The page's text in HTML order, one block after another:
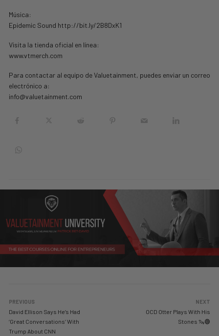
Música:
Epidemic Sound http://bit.ly/2B8DxK1
Visita la tienda oficial en línea:
www.vtmerch.com
Para contactar al equipo de Valuetainment, puedes enviar un correo
electrónico a:
info@valuetainment.com
PREVIOUS
David Ellison Says He’s Had
‘Great Conversations’ With
Trump About CNN
NEXT
OCD Otter Plays With His
Stones 🦦🟢